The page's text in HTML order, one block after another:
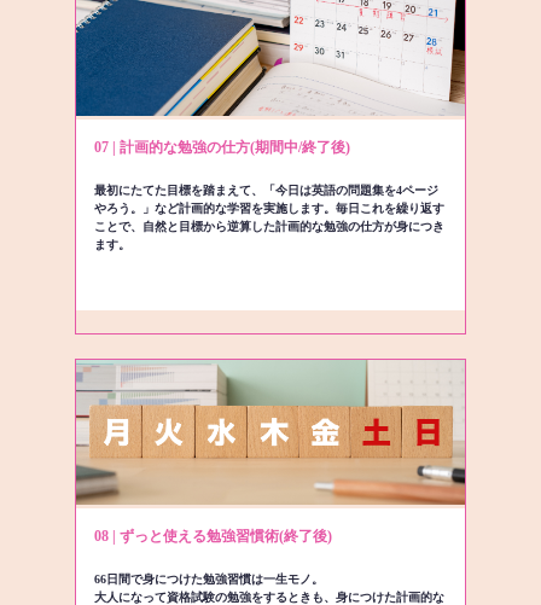
07 | 計画的な勉強の仕方(期間中/終了後)
最初にたてた目標を踏まえて、「今日は英語の問題集を4ページ
やろう。」など計画的な学習を実施します。毎日これを繰り返す
ことで、自然と目標から逆算した計画的な勉強の仕方が身につき
ます。
08 | ずっと使える勉強習慣術(終了後)
66日間で身につけた勉強習慣は一生モノ。
大人になって資格試験の勉強をするときも、身につけた計画的な